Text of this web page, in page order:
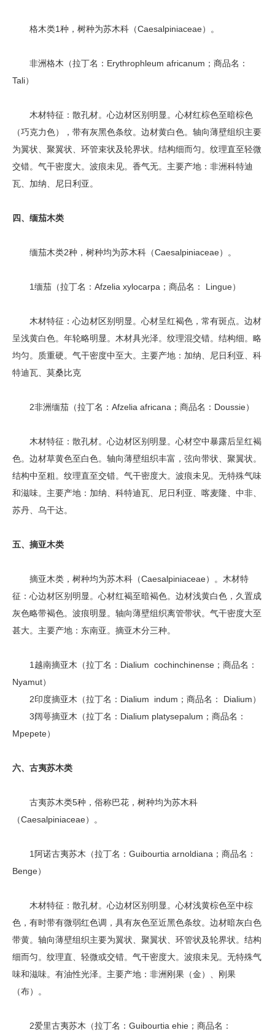
格木类1种，树种为苏木科（Caesalpiniaceae）。
非洲格木（拉丁名：Erythrophleum africanum；商品名：
Tali）
木材特征：散孔材。心边材区别明显。心材红棕色至暗棕色
（巧克力色），带有灰黑色条纹。边材黄白色。轴向薄壁组织主要
为翼状、聚翼状、环管束状及轮界状。结构细而匀。纹理直至轻微
交错。气干密度大。波痕未见。香气无。主要产地：非洲科特迪
瓦、加纳、尼日利亚。
四、缅茄木类
缅茄木类2种，树种均为苏木科（Caesalpiniaceae）。
1缅茄（拉丁名：Afzelia xylocarpa；商品名： Lingue）
木材特征：心边材区别明显。心材呈红褐色，常有斑点。边材
呈浅黄白色。年轮略明显。木材具光泽。纹理混交错。结构细。略
均匀。质重硬。气干密度中至大。主要产地：加纳、尼日利亚、科
特迪瓦、莫桑比克
2非洲缅茄（拉丁名：Afzelia africana；商品名：Doussie）
木材特征：散孔材。心边材区别明显。心材空中暴露后呈红褐
色。边材草黄色至白色。轴向薄壁组织丰富，弦向带状、聚翼状。
结构中至粗。纹理直至交错。气干密度大。波痕未见。无特殊气味
和滋味。主要产地：加纳、科特迪瓦、尼日利亚、喀麦隆、中非、
苏丹、乌干达。
五、摘亚木类
摘亚木类，树种均为苏木科（Caesalpiniaceae）。木材特
征：心边材区别明显。心材红褐至暗褐色。边材浅黄白色，久置成
灰色略带褐色。波痕明显。轴向薄壁组织离管带状。气干密度大至
甚大。主要产地：东南亚。摘亚木分三种。
1越南摘亚木（拉丁名：Dialium cochinchinense；商品名：
Nyamut）
2印度摘亚木（拉丁名：Dialium indum；商品名： Dialium）
3阔萼摘亚木（拉丁名：Dialium platysepalum；商品名：
Mpepete）
六、古夷苏木类
古夷苏木类5种，俗称巴花，树种均为苏木科
（Caesalpiniaceae）。
1阿诺古夷苏木（拉丁名：Guibourtia arnoldiana；商品名：
Benge）
木材特征：散孔材。心边材区别明显。心材浅黄棕色至中棕
色，有时带有微弱红色调，具有灰色至近黑色条纹。边材暗灰白色
带黄。轴向薄壁组织主要为翼状、聚翼状、环管状及轮界状。结构
细而匀。纹理直、轻微或交错。气干密度大。波痕未见。无特殊气
味和滋味。有油性光泽。主要产地：非洲刚果（金）、刚果
（布）。
2爱里古夷苏木（拉丁名：Guibourtia ehie；商品名：